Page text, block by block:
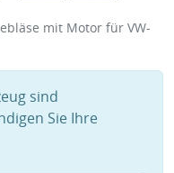
mit Motor für VW-
sind
Sie Ihre